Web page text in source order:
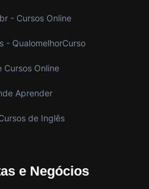
- Cursos Online
- QualomelhorCurso
Cursos Online
Aprender
de Inglês
e Negócios